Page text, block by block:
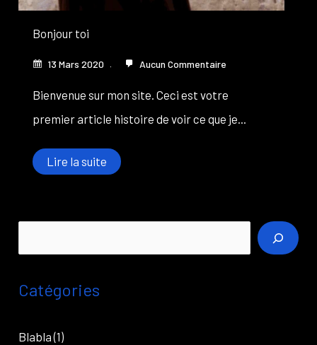
Bonjour toi
13 Mars 2020 Aucun Commentaire
Bienvenue sur mon site. Ceci est votre
premier article histoire de voir ce que je...
Lire la suite
e
Catégories
Blabla(1)